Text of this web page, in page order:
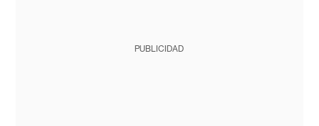
PUBLICIDAD